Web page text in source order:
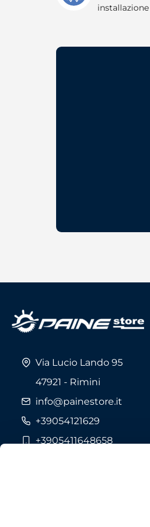
Via Lucio Lando 95
47921 - Rimini
info@painestore.it
Telefono:
+39054121629
+3905411648658
CHIUSO Sabato in